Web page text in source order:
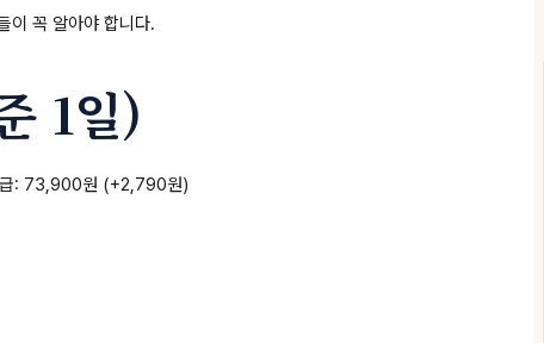
이 꼭 알아야 합니다.
1일)
: 73,900원 (+2,790원)